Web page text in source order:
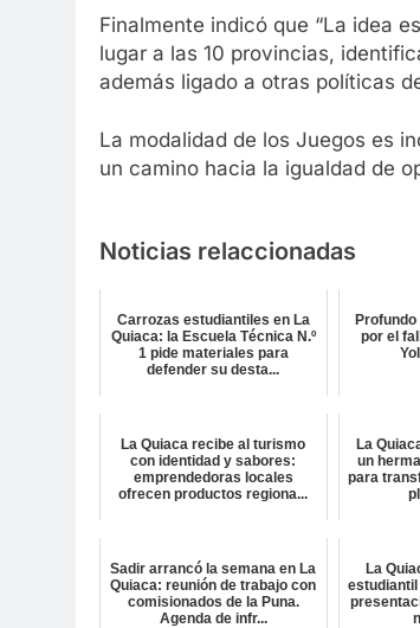
Finalmente indicó que “La idea
lugar a las 10 provincias,
además ligado a otras políticas
La modalidad de los Juegos es
un camino hacia la igualdad de
Noticias relaccionadas
Carrozas estudiantiles en La
Quiaca: la Escuela Técnica N.º
1 pide materiales para
defender su desta...
Profundo
por el
La Quiaca recibe al turismo
con identidad y sabores:
emprendedoras locales
ofrecen productos regiona...
La
un
para
Sadir arrancó la semana en La
Quiaca: reunión de trabajo con
comisionados de la Puna.
Agenda de infr...
La